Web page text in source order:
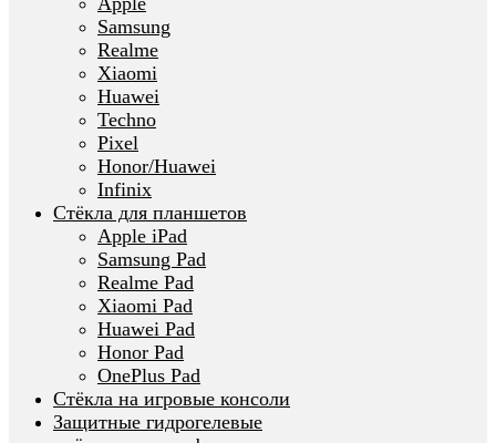
Samsung
Realme
Xiaomi
Huawei
Techno
Pixel
Honor/Huawei
Infinix
Стёкла для планшетов
Apple iPad
Samsung Pad
Realme Pad
Xiaomi Pad
Huawei Pad
Honor Pad
OnePlus Pad
Стёкла на игровые консоли
Защитные гидрогелевые